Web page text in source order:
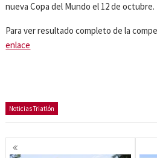
nueva Copa del Mundo el 12 de octubre.
Para ver resultado completo de la
enlace
Noticias Triatlón
Navegación